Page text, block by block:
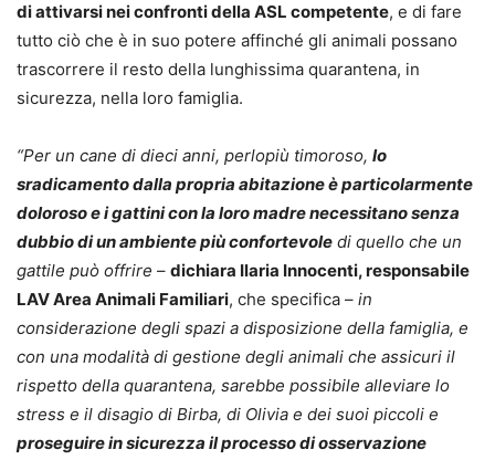
di attivarsi nei confronti della ASL competente, e di fare
tutto ciò che è in suo potere affinché gli animali possano
trascorrere il resto della lunghissima quarantena, in
sicurezza, nella loro famiglia.
“Per un cane di dieci anni, perlopiù timoroso, lo
sradicamento dalla propria abitazione è particolarmente
doloroso e i gattini con la loro madre necessitano senza
dubbio di un ambiente più confortevole di quello che un
gattile può offrire – dichiara Ilaria Innocenti, responsabile
LAV Area Animali Familiari, che specifica – in
considerazione degli spazi a disposizione della famiglia, e
con una modalità di gestione degli animali che assicuri il
rispetto della quarantena, sarebbe possibile alleviare lo
stress e il disagio di Birba, di Olivia e dei suoi piccoli e
proseguire in sicurezza il processo di osservazione